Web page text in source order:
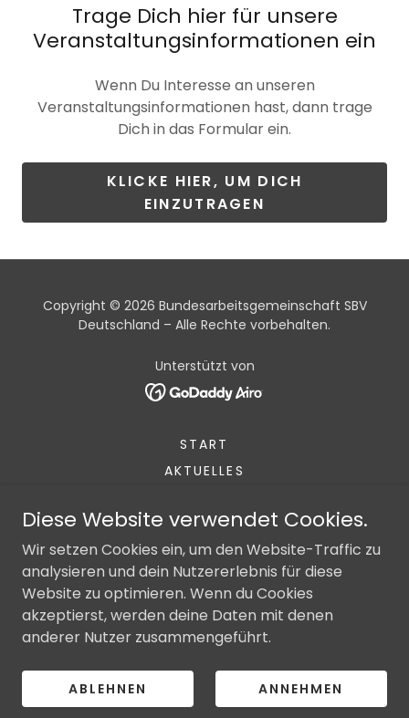
Trage Dich hier für unsere
Veranstaltungsinformationen ein
Wenn Du Interesse an unseren
Veranstaltungsinformationen hast, dann trage
Dich in das Formular ein.
KLICKE HIER, UM DICH
EINZUTRAGEN
Copyright © 2026 Bundesarbeitsgemeinschaft SBV
Deutschland – Alle Rechte vorbehalten.
Unterstützt von
START
AKTUELLES
IMPRESSUM
DATENSCHUTZERKLÄRUNG
46091PROGRAMM
2024
RICHTLINIEN SGB IX
Diese Website verwendet Cookies.
Wir setzen Cookies ein, um den Website-Traffic zu
analysieren und dein Nutzererlebnis für diese
Website zu optimieren. Wenn du Cookies
akzeptierst, werden deine Daten mit denen
anderer Nutzer zusammengeführt.
ABLEHNEN ANNEHMEN